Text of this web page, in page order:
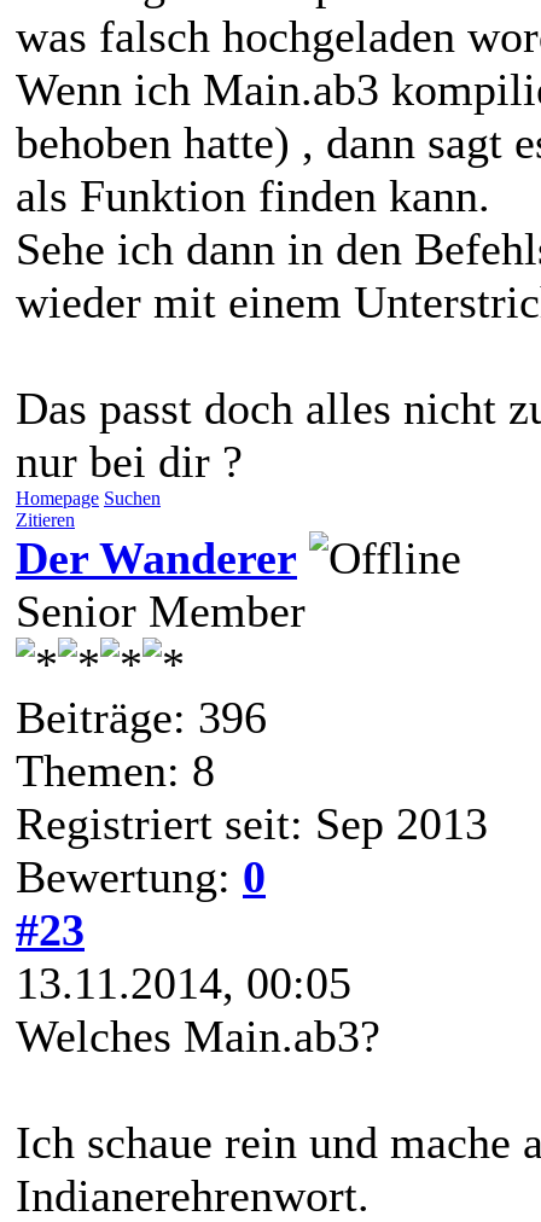
was falsch hochgeladen
Wenn ich Main.ab3
behoben hatte) , dann sagt
als Funktion finden kann.
Sehe ich dann in den
wieder mit einem
Das passt doch alles nicht
nur bei dir ?
Homepage Suchen
Zitieren
Der Wanderer
Senior Member
Beiträge: 396
Themen: 8
Registriert seit: Sep 2013
Bewertung: 0
#23
13.11.2014, 00:05
Welches Main.ab3?
Ich schaue rein und mache
Indianerehrenwort.